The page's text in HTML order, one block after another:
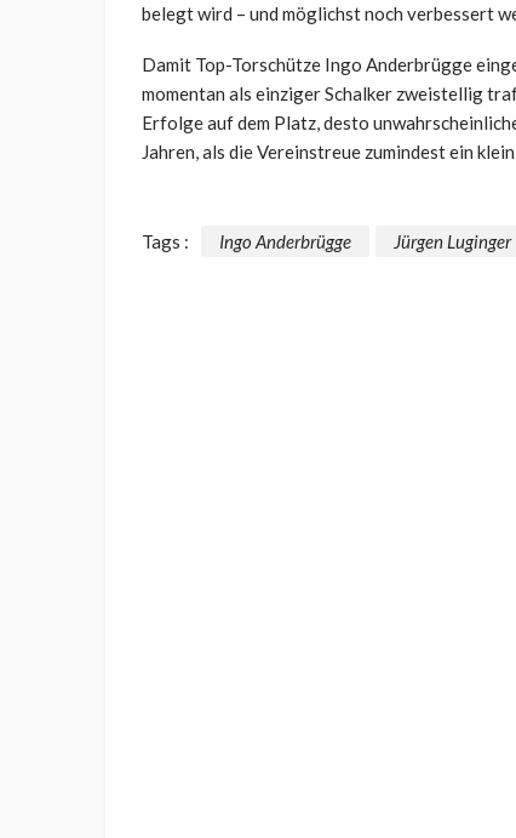
belegt wird – und möglichst noch verbessert
Damit Top-Torschütze Ingo Anderbrügge
momentan als einziger Schalker zweistellig
Erfolge auf dem Platz, desto
Jahren, als die Vereinstreue zumindest ein
Tags : Ingo Anderbrügge Jürgen Luginger